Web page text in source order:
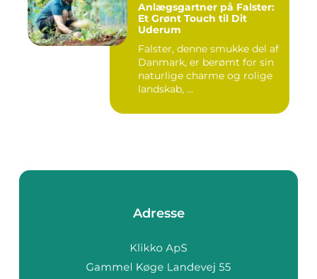
Anlægsgartner på Falster:
Et Grønt Touch til Dit
Uderum
Falster, denne smukke del af
Danmark, er berømt for sin
naturlige charme og rolige
landskab, ...
Adresse